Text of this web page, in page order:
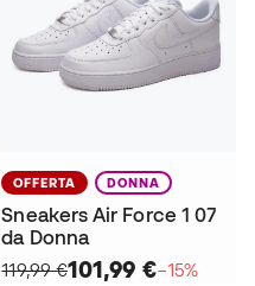
OFFERTA DONNA
Sneakers Air Force 1 07
da Donna
119,99 €101,99 €−15%